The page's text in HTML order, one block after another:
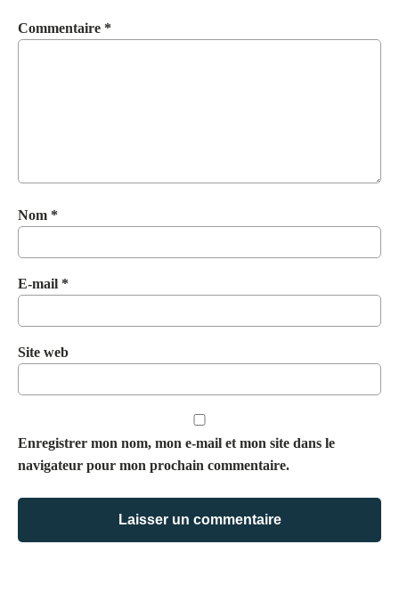
Commentaire *
Nom *
E-mail *
Site web
Enregistrer mon nom, mon e-mail et mon site dans le
navigateur pour mon prochain commentaire.